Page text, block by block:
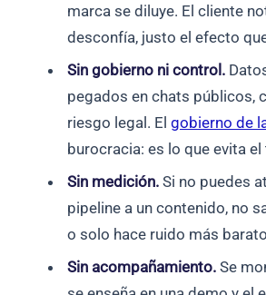
marca se diluye. El cliente
desconfía, justo el efecto
Sin gobierno ni control.
pegados en chats públicos,
riesgo legal. Elgobierno de
burocracia: es lo que evita
Sin medición. Si no puedes
pipeline a un contenido, no
o solo hace ruido más
Sin acompañamiento. Se